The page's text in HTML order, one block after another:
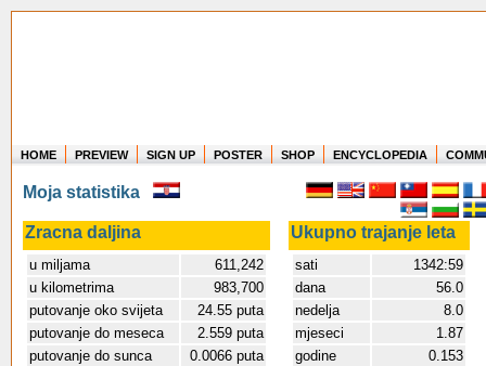
Where in the world have you flown?
How long have you been in the air?
Create your own FlightMemory and see!
HOME PREVIEW SIGN UP POSTER SHOP ENCYCLOPEDIA
Moja statistika
Zracna daljina Ukupno trajanje leta
u miljama
611,242
u kilometrima
983,700
putovanje oko svijeta
24.55 puta
putovanje do meseca
2.559 puta
putovanje do sunca
0.0066 puta
sati
1342:59
dana
56.0
nedelja
8.0
mjeseci
1.87
godine
0.153